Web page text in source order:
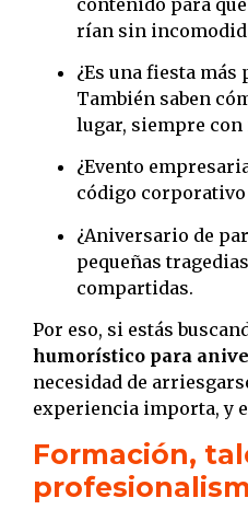
rían sin
¿Es una fiesta
También saben
lugar, siempre
¿Evento
código
¿Aniversario de
pequeñas
compartidas.
Por eso, si estás
humorístico para
necesidad de
experiencia importa, y
Formación,